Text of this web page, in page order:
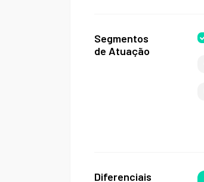
Segmentos
de Atuação
Diferenciais